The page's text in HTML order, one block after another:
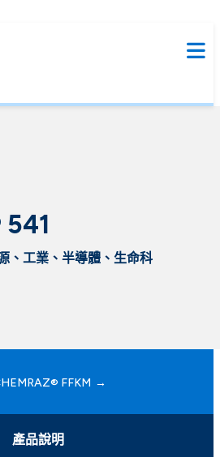
、工業、半導體、生命科
FFKM
產品說明